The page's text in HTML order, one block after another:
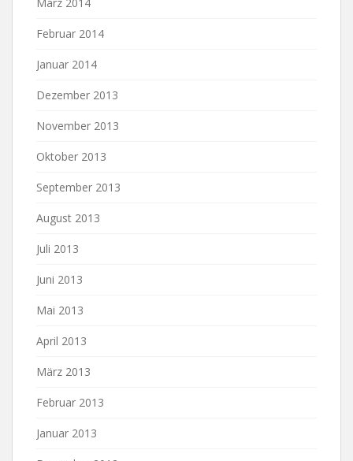
Februar 2014
Januar 2014
Dezember 2013
November 2013
Oktober 2013
September 2013
August 2013
Juli 2013
Juni 2013
Mai 2013
April 2013
März 2013
Februar 2013
Januar 2013